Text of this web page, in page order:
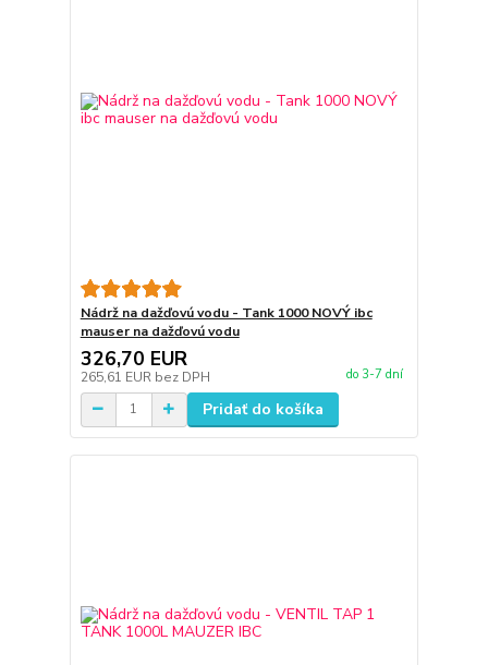
Nádrž na dažďovú vodu - Tank 1000 NOVÝ ibc
mauser na dažďovú vodu
326,70 EUR
265,61 EUR bez DPH do 3-7 dní
Pridať do košíka